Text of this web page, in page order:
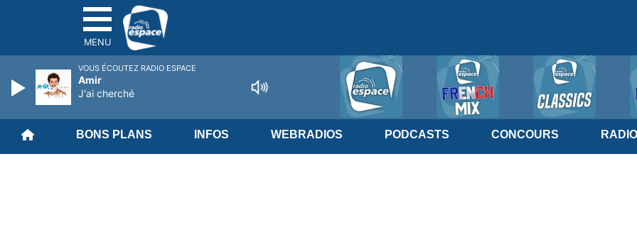
MENU
BONS PLANS INFOS WEBRADIOS PODCASTS CONCOURS RADIO
VOUS ÉCOUTEZ RADIO ESPACE
Amir
J'ai cherché